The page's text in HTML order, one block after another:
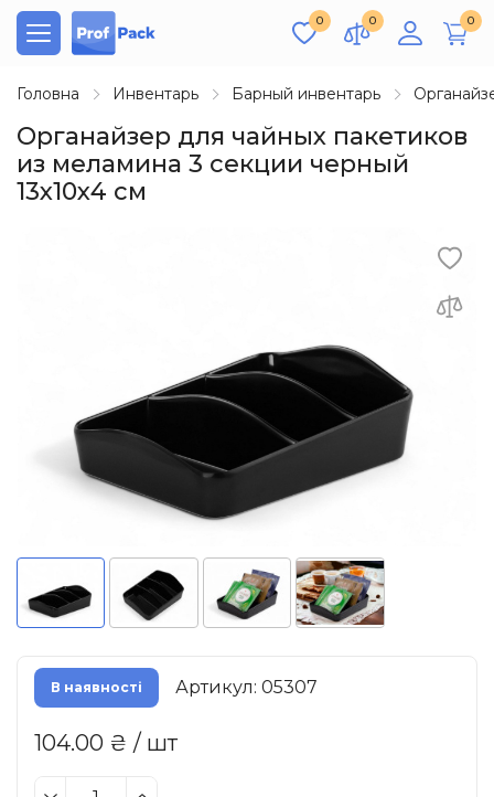
0 0 0
Головна Инвентарь Барный инвентарь
Органайзер для чайных пакетиков
из меламина 3 секции черный
13х10х4 см
В наявності Артикул: 05307
104.00 ₴ / шт